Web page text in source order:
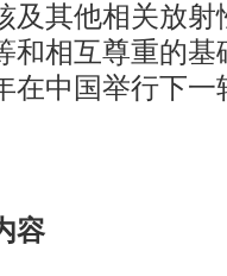
及其他相关放射
和相互尊重的基
在中国举行下一
容